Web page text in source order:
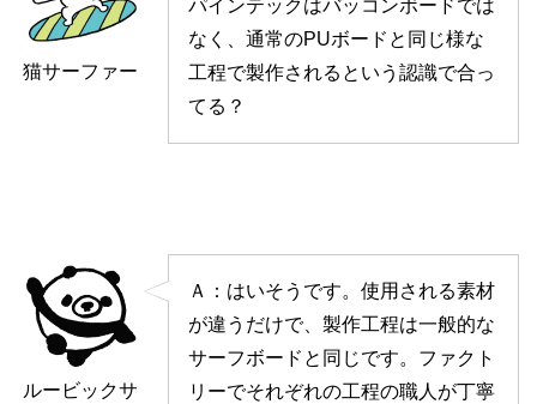
猫サーファー
パインテックはバッコンボードでは
なく、通常のPUボードと同じ様な
工程で製作されるという認識で合っ
てる？
ルービックサ
Ａ：はいそうです。使用される素材
が違うだけで、製作工程は一般的な
サーフボードと同じです。ファクト
リーでそれぞれの工程の職人が丁寧